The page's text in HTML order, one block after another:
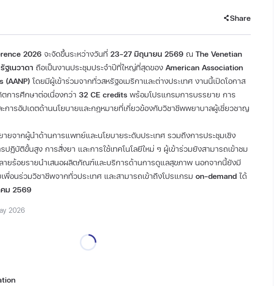
Share
2026 จะจัดขึ้นระหว่างวันที่ 23–27 มิถุนายน 2569 ณ The Venetian
ฐเนวาดา ถือเป็นงานประชุมประจำปีที่ใหญ่ที่สุดของ American Association
(AANP) โดยมีผู้เข้าร่วมจากทั่วสหรัฐอเมริกาและต่างประเทศ งานนี้เปิดโอกาส
การศึกษาต่อเนื่องกว่า 32 CE credits พร้อมโปรแกรมการบรรยาย การ
การอัปเดตด้านนโยบายและกฎหมายที่เกี่ยวข้องกับวิชาชีพพยาบาลผู้เชี่ยวชาญ
ยจากผู้นำด้านการแพทย์และนโยบายระดับประเทศ รวมถึงการประชุมเชิง
ฏิบัติขั้นสูง การสั่งยา และการใช้เทคโนโลยีใหม่ ๆ ผู้เข้าร่วมยังสามารถเข้าชม
ยร้อยรายนำเสนอผลิตภัณฑ์และบริการด้านการดูแลสุขภาพ นอกจากนี้ยังมี
พื่อนร่วมวิชาชีพจากทั่วประเทศ และสามารถเข้าถึงโปรแกรม on-demandได้
ม 2569
2026